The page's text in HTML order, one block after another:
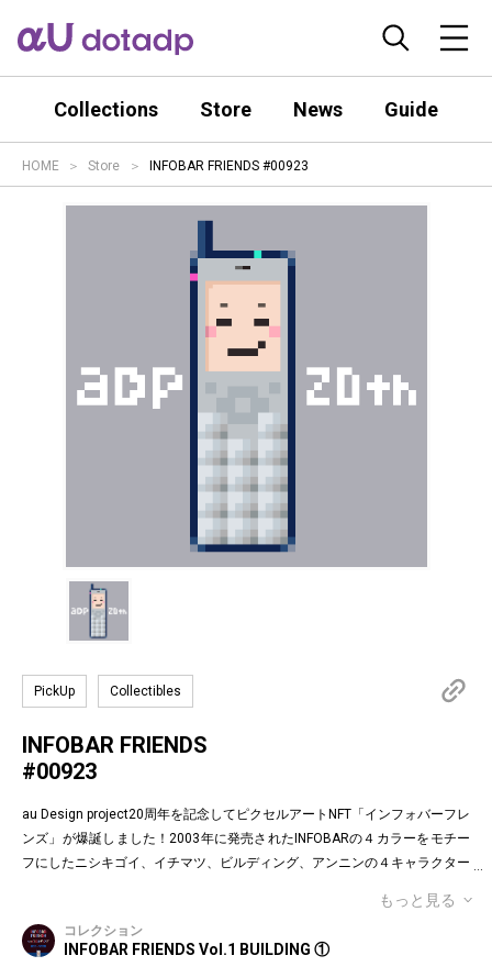
Collections Store News Guide
HOME Store INFOBAR FRIENDS #00923
PickUp Collectibles
INFOBAR FRIENDS
#00923
au Design project20周年を記念してピクセルアートNFT「インフォバーフレ
ンズ」が爆誕しました！2003年に発売されたINFOBARの４カラーをモチー
フにしたニシキゴイ、イチマツ、ビルディング、アンニンの４キャラクター
れていた懐かしの絵文字！第１弾は全て絵柄の異なるaDp20thロゴ入り特別
版です。「キャラクター×表情×背景色」の組み合わせパターンは3,200種類
♪あなたのお気に入りはどれですか？
もっと見る
コレクション
INFOBAR FRIENDS Vol.1 BUILDING ①